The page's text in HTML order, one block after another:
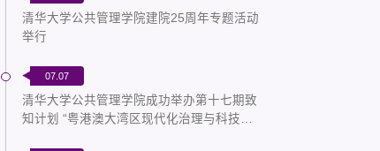
清华大学公共管理学院建院25周年专题活动
举行
07.07
清华大学公共管理学院成功举办第十七期致
知计划 “粤港澳大湾区现代化治理与科技创